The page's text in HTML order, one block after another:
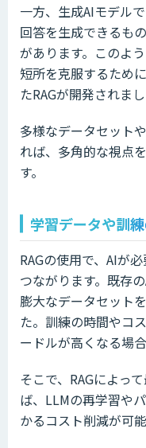
一方、生成AIモデル
回答を生成できるも
があります。このよ
短所を克服するため
たRAGが開発されまし
多様なデータセット
れば、多角的な視点
す。
学習データや訓
RAGの使用で、AIが
つながります。既存
膨大なデータセット
た。訓練の時間やコ
ードルが高くなる場合
そこで、RAGによっ
ば、LLMの再学習や
かるコスト削減が可能